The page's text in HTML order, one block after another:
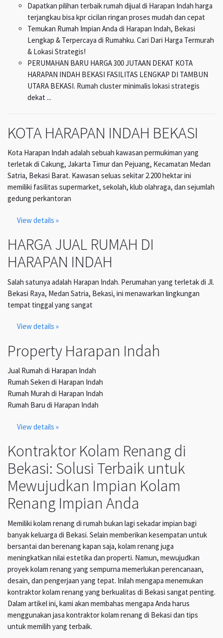
Dapatkan pilihan terbaik rumah dijual di Harapan Indah harga
terjangkau bisa kpr cicilan ringan proses mudah dan cepat
Temukan Rumah Impian Anda di Harapan Indah, Bekasi
Lengkap & Terpercaya di Rumahku. Cari Dari Harga Termurah
& Lokasi Strategis!
PERUMAHAN BARU HARGA 300 JUTAAN DEKAT KOTA
HARAPAN INDAH BEKASI FASILITAS LENGKAP DI TAMBUN
UTARA BEKASI. Rumah cluster minimalis lokasi strategis
dekat ...
KOTA HARAPAN INDAH BEKASI
Kota Harapan Indah adalah sebuah kawasan permukiman yang
terletak di Cakung, Jakarta Timur dan Pejuang, Kecamatan Medan
Satria, Bekasi Barat. Kawasan seluas sekitar 2.200 hektar ini
memiliki fasilitas supermarket, sekolah, klub olahraga, dan sejumlah
gedung perkantoran
View details »
HARGA JUAL RUMAH DI
HARAPAN INDAH
Salah satunya adalah Harapan Indah. Perumahan yang terletak di Jl.
Bekasi Raya, Medan Satria, Bekasi, ini menawarkan lingkungan
tempat tinggal yang sangat
View details »
Property Harapan Indah
Jual Rumah di Harapan Indah
Rumah Seken di Harapan Indah
Rumah Murah di Harapan Indah
Rumah Baru di Harapan Indah
View details »
Kontraktor Kolam Renang di
Bekasi: Solusi Terbaik untuk
Mewujudkan Impian Kolam
Renang Impian Anda
Memiliki kolam renang di rumah bukan lagi sekadar impian bagi
banyak keluarga di Bekasi. Selain memberikan kesempatan untuk
bersantai dan berenang kapan saja, kolam renang juga
meningkatkan nilai estetika dan properti. Namun, mewujudkan
proyek kolam renang yang sempurna memerlukan perencanaan,
desain, dan pengerjaan yang tepat. Inilah mengapa menemukan
kontraktor kolam renang yang berkualitas di Bekasi sangat penting.
Dalam artikel ini, kami akan membahas mengapa Anda harus
menggunakan jasa kontraktor kolam renang di Bekasi dan tips
untuk memilih yang terbaik.